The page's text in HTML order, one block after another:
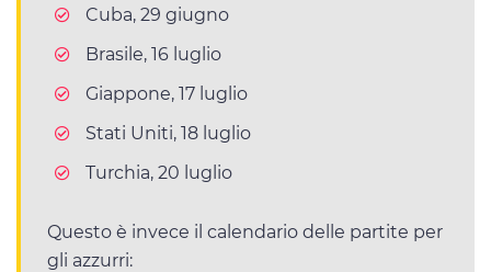
Cuba, 29 giugno
Brasile, 16 luglio
Giappone, 17 luglio
Stati Uniti, 18 luglio
Turchia, 20 luglio
Questo è invece il calendario delle partite per
gli azzurri: